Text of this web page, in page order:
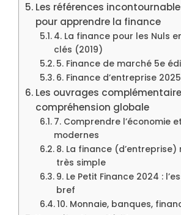
Les références
pour apprendre la finance
4. La finance pour les Nuls
clés (2019)
5. Finance de marché 5e
6. Finance d’entreprise
Les ouvrages
compréhension globale
7. Comprendre l’économie
modernes
8. La finance (d’entreprise)
très simple
9. Le Petit Finance 2024 :
bref
10. Monnaie, banques,